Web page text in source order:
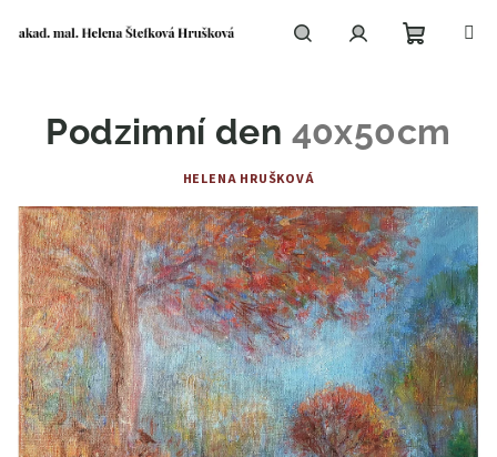
košík
Podzimní den 40x50cm
HELENA HRUŠKOVÁ